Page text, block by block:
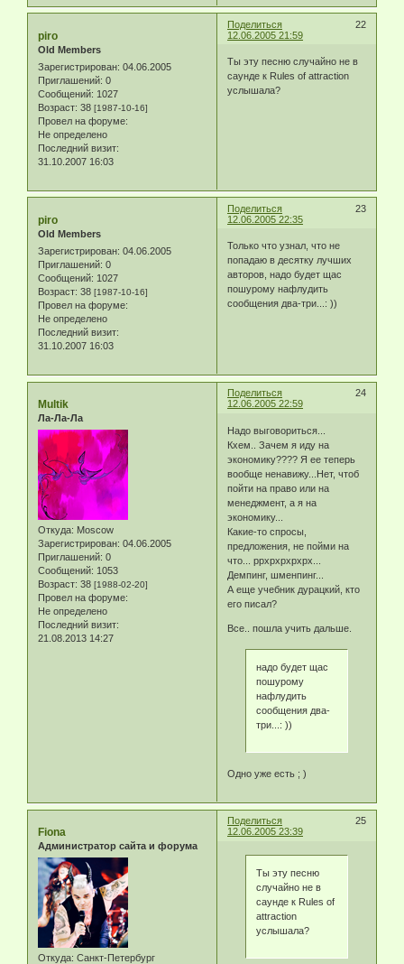
Поделиться
22
12.06.2005 21:59
piro
Old Members
Зарегистрирован: 04.06.2005
Приглашений: 0
Сообщений: 1027
Возраст: 38 [1987-10-16]
Провел на форуме:
Не определено
Последний визит:
31.10.2007 16:03
Ты эту песню случайно не в
саунде к Rules of attraction
услышала?
Поделиться
23
12.06.2005 22:35
piro
Old Members
Зарегистрирован: 04.06.2005
Приглашений: 0
Сообщений: 1027
Возраст: 38 [1987-10-16]
Провел на форуме:
Не определено
Последний визит:
31.10.2007 16:03
Только что узнал, что не
попадаю в десятку лучших
авторов, надо будет щас
пошурому нафлудить
сообщения два-три...: ))
Поделиться
24
12.06.2005 22:59
Multik
Ла-Ла-Ла
Откуда: Moscow
Зарегистрирован: 04.06.2005
Приглашений: 0
Сообщений: 1053
Возраст: 38 [1988-02-20]
Провел на форуме:
Не определено
Последний визит:
21.08.2013 14:27
Надо выговориться...
Кхем.. Зачем я иду на
экономику???? Я ее теперь
вообще ненавижу...Нет, чтоб
пойти на право или на
менеджмент, а я на
экономику...
Какие-то спросы,
предложения, не пойми на
что... ррхрхрхрхрх...
Демпинг, шменпинг...
А еще учебник дурацкий, кто
его писал?
Все.. пошла учить дальше.
надо будет щас
пошурому
нафлудить
сообщения два-
три...: ))
Одно уже есть ; )
Поделиться
25
12.06.2005 23:39
Fiona
Администратор сайта и форума
Откуда: Санкт-Петербург
Ты эту песню
случайно не в
саунде к Rules of
attraction
услышала?